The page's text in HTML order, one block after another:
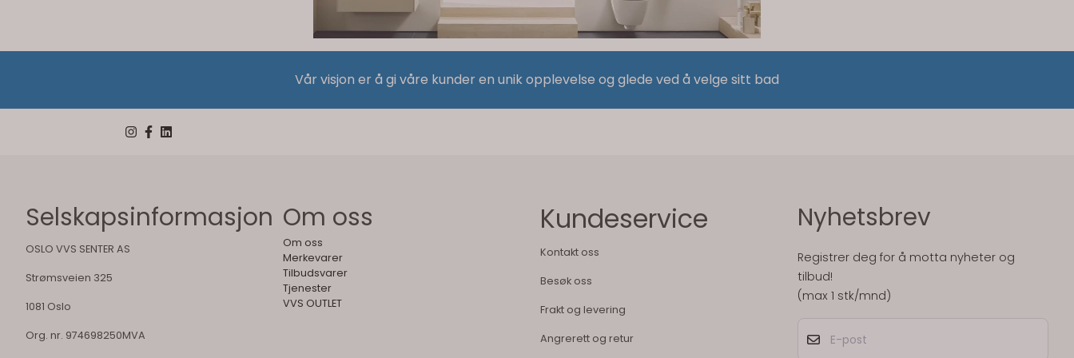
Vår visjon er å gi våre kunder en unik opplevelse og glede ved å velge sitt bad
Selskapsinformasjon
OSLO VVS SENTER AS
Strømsveien 325
1081 Oslo
Org. nr. 974698250MVA
Om oss
Om oss
Merkevarer
Tilbudsvarer
Tjenester
VVS OUTLET
Kundeservice
Kontakt oss
Besøk oss
Frakt og levering
Angrerett og retur
Nyhetsbrev
Registrer deg for å motta nyheter og
tilbud!
(max 1 stk/mnd)